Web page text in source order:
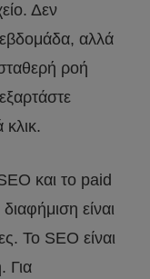
Δεν
αλλά
ροή
και το paid
είναι
Το SEO είναι
Για